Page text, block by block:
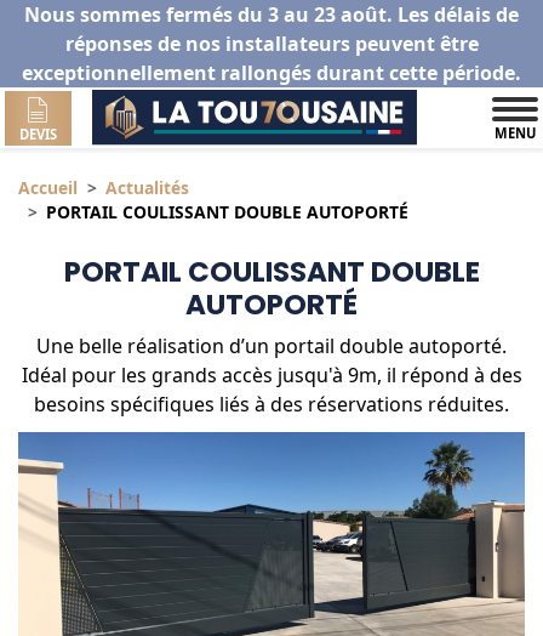
Nous sommes fermés du 3 au 23 août. Les délais de
réponses de nos installateurs peuvent être
exceptionnellement rallongés durant cette période.
DEVIS MENU
Accueil
Actualités
PORTAIL COULISSANT DOUBLE AUTOPORTÉ
PORTAIL COULISSANT DOUBLE
AUTOPORTÉ
Une belle réalisation d’un portail double autoporté.
Idéal pour les grands accès jusqu'à 9m, il répond à des
besoins spécifiques liés à des réservations réduites.